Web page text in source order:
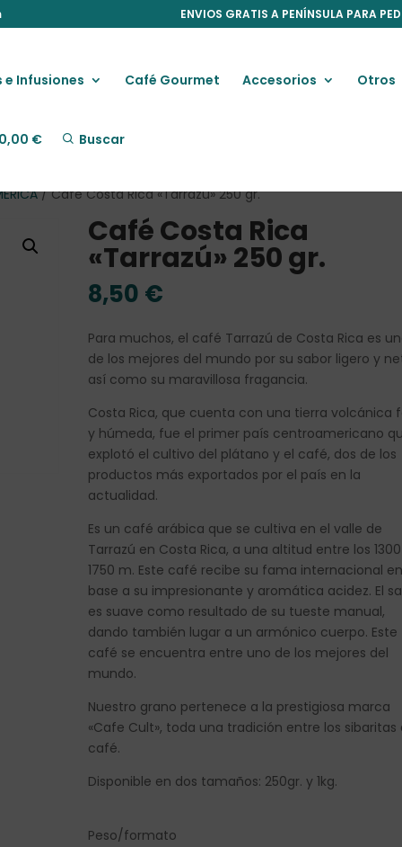
ENVIOS GRATIS A PENÍNSULA PARA
e Infusiones Café Gourmet Accesorios Otros
0,00 € Buscar
/ Café Costa Rica «Tarrazú» 250 gr.
Café Costa Rica
«Tarrazú» 250 gr.
8,50 €
Para muchos, el café Tarrazú de Costa Rica es
de los mejores del mundo por su sabor ligero y
así como su maravillosa fragancia.
Costa Rica, que cuenta con una tierra volcánica
y húmeda, fue el primer país centroamericano
explotó el cultivo del plátano y el café, dos de los
productos más exportados por el país en la
actualidad.
Es un café arábica que se cultiva en el valle de
Tarrazú en Costa Rica, a una altitud entre los
1750 m. Este café recibe su fama internacional
base a su impresionante y aromática acidez. El
es suave como resultado de su tueste manual,
dando también lugar a un armónico cuerpo. Este
café se encuentra entre uno de los mejores del
mundo.
Nuestro grano pertenece a la prestigiosa marca
«Cafe Cult», toda una tradición entre los sibaritas
café.
Disponible en dos tamaños: 250gr. y 1kg.
Peso/formato